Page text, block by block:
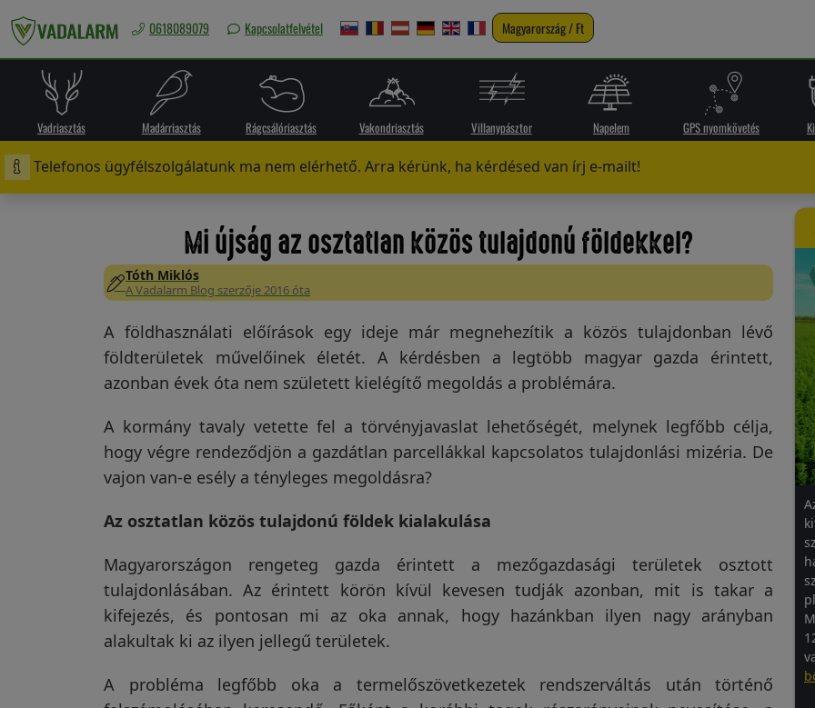
Magyarország
Madárriasztás
Rágcsálóriasztás
Vakondriasztás
Villanypásztor
nyomkövetés
0618089079 Kapcsolatfelvétel Magyarország / Ft
Vadriasztás Madárriasztás Rágcsálóriasztás Vakondriasztás Villanypásztor Napelem GPS nyomkövetés
Telefonos ügyfélszolgálatunk ma nem elérhető. Arra kérünk, ha kérdésed van írj e-mailt!
Mi újság az osztatlan közös tulajdonú földekkel?
Tóth Miklós
A Vadalarm Blog szerzője 2016 óta
A földhasználati előírások egy ideje már megnehezítik a közös tulajdonban lévő
földterületek művelőinek életét. A kérdésben a legtöbb magyar gazda érintett,
azonban évek óta nem született kielégítő megoldás a problémára.
A kormány tavaly vetette fel a törvényjavaslat lehetőségét, melynek legfőbb célja,
hogy végre rendeződjön a gazdátlan parcellákkal kapcsolatos tulajdonlási mizéria. De
vajon van-e esély a tényleges megoldásra?
Az osztatlan közös tulajdonú földek kialakulása
Magyarországon rengeteg gazda érintett a mezőgazdasági területek osztott
tulajdonlásában. Az érintett körön kívül kevesen tudják azonban, mit is takar a
kifejezés, és pontosan mi az oka annak, hogy hazánkban ilyen nagy arányban
alakultak ki az ilyen jellegű területek.
A probléma legfőbb oka a termelőszövetkezetek rendszerváltás után történő